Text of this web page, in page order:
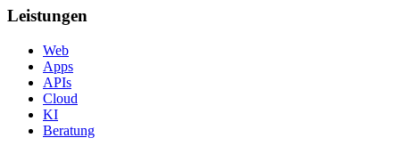
Leistungen
Web
Apps
APIs
Cloud
KI
Beratung